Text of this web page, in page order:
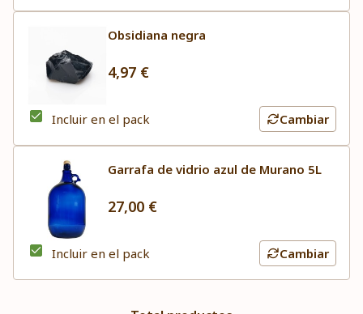
Obsidiana negra
4,97 €
Incluir en el pack Cambiar
Garrafa de vidrio azul de Murano 5L
27,00 €
Incluir en el pack Cambiar